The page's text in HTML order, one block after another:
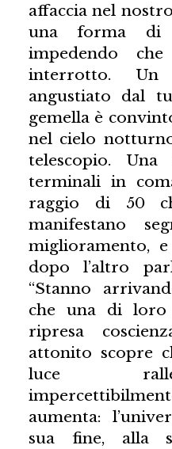
affaccia nel
una forma di
impedendo che
interrotto. Un
angustiato dal
gemella è
nel cielo
telescopio.
terminali in
raggio di 50
manifestano
miglioramento,
dopo l’altro
“Stanno
che una di loro
ripresa
attonito scopre
luce
aumenta:
sua fine, alla